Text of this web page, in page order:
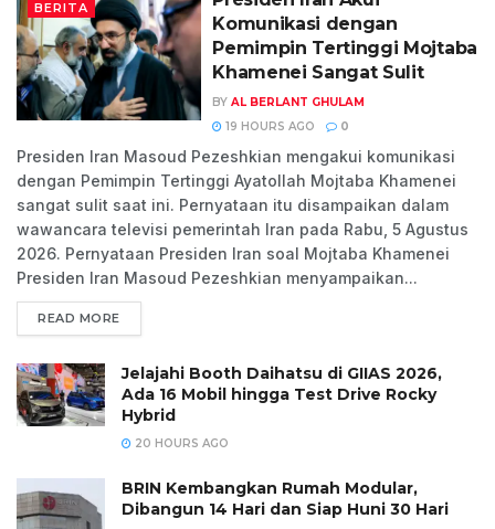
BERITA
Komunikasi dengan
Pemimpin Tertinggi Mojtaba
Khamenei Sangat Sulit
BY AL BERLANT GHULAM
19 HOURS AGO
0
Presiden Iran Masoud Pezeshkian mengakui komunikasi
dengan Pemimpin Tertinggi Ayatollah Mojtaba Khamenei
sangat sulit saat ini. Pernyataan itu disampaikan dalam
wawancara televisi pemerintah Iran pada Rabu, 5 Agustus
2026. Pernyataan Presiden Iran soal Mojtaba Khamenei
Presiden Iran Masoud Pezeshkian menyampaikan...
READ MORE
Jelajahi Booth Daihatsu di GIIAS 2026,
Ada 16 Mobil hingga Test Drive Rocky
Hybrid
20 HOURS AGO
BRIN Kembangkan Rumah Modular,
Dibangun 14 Hari dan Siap Huni 30 Hari